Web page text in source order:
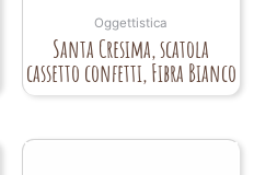
Oggettistica
Santa Cresima, scatola
cassetto confetti, Fibra Bianco